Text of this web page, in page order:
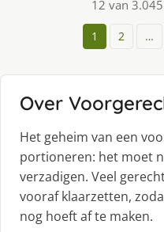
12 van
1 2 …
Over
Het geheim van een
portioneren: het moet
verzadigen. Veel
vooraf klaarzetten,
nog hoeft af te maken.